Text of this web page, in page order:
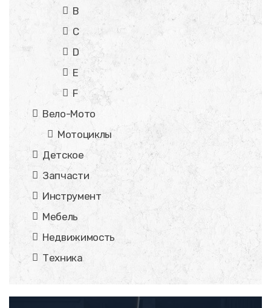
B
C
D
E
F
Вело-Мото
Мотоциклы
Детское
Запчасти
Инструмент
Мебель
Недвижимость
Техника